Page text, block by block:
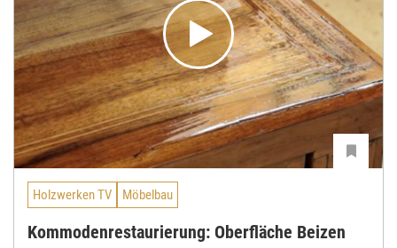
Holzwerken TV Möbelbau
Kommodenrestaurierung: Oberfläche Beizen